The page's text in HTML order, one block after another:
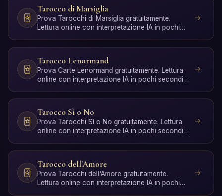
Tarocco di Marsiglia
Prova Tarocchi di Marsiglia gratuitamente.
Lettura online con interpretazione IA in pochi
Tarocco Lenormand
Prova Carte Lenormand gratuitamente. Lettura
online con interpretazione IA in pochi secondi,
Tarocco Sì o No
Prova Tarocchi Sì o No gratuitamente. Lettura
online con interpretazione IA in pochi secondi,
Tarocco dell'Amore
Prova Tarocchi dell'Amore gratuitamente.
Lettura online con interpretazione IA in pochi